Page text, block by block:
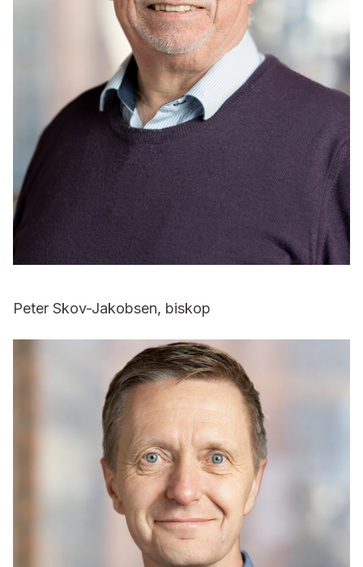
Peter Skov-Jakobsen, biskop